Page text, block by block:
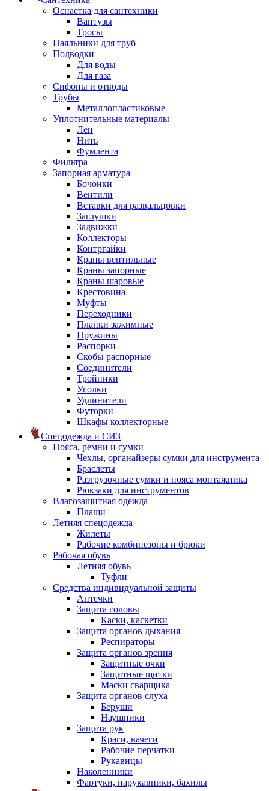
Оснастка для сантехники
Вантузы
Тросы
Паяльники для труб
Подводки
Для воды
Для газа
Сифоны и отводы
Трубы
Металлопластиковые
Уплотнительные материалы
Лен
Нить
Фумлента
Фильтра
Запорная арматура
Бочонки
Вентили
Вставки для развальцовки
Заглушки
Задвижки
Коллекторы
Контргайки
Краны вентильные
Краны запорные
Краны шаровые
Крестовина
Муфты
Переходники
Планки зажимные
Пружины
Распорки
Скобы распорные
Соединители
Тройники
Уголки
Удлинители
Футорки
Шкафы коллекторные
Спецодежда и СИЗ
Пояса, ремни и сумки
Чехлы, органайзеры сумки для инструмента
Браслеты
Разгрузочные сумки и пояса монтажника
Рюкзаки для инструментов
Влагозащитная одежда
Плащи
Летняя спецодежда
Жилеты
Рабочие комбинезоны и брюки
Рабочая обувь
Летняя обувь
Туфли
Средства индивидуальной защиты
Аптечки
Защита головы
Каски, каскетки
Защита органов дыхания
Респираторы
Защита органов зрения
Защитные очки
Защитные щитки
Маски сварщика
Защита органов слуха
Беруши
Наушники
Защита рук
Краги, вачеги
Рабочие перчатки
Рукавицы
Наколенники
Фартуки, нарукавники, бахилы